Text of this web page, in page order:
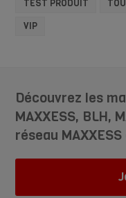
TEST PRODUIT
VIP
Découvrez les
MAXXESS, BLH,
réseau